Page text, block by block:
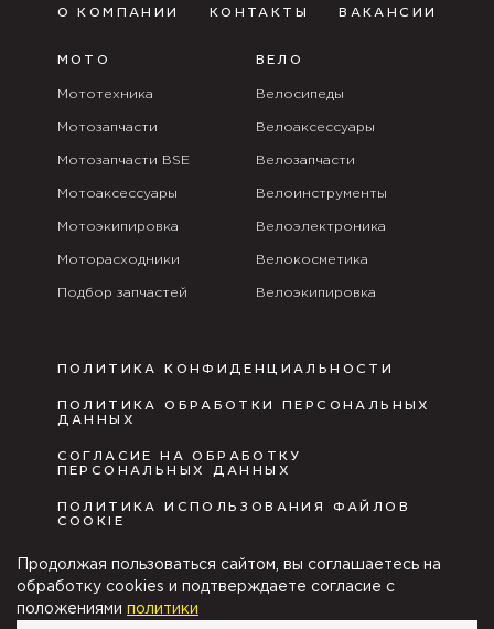
О КОМПАНИИ КОНТАКТЫ ВАКАНСИИ
МОТО
Мототехника
Мотозапчасти
Мотозапчасти BSE
Мотоаксессуары
Мотоэкипировка
Моторасходники
Подбор запчастей
ВЕЛО
Велосипеды
Велоаксессуары
Велозапчасти
Велоинструменты
Велоэлектроника
Велокосметика
Велоэкипировка
ПОЛИТИКА КОНФИДЕНЦИАЛЬНОСТИ
ПОЛИТИКА ОБРАБОТКИ ПЕРСОНАЛЬНЫХ
ДАННЫХ
СОГЛАСИЕ НА ОБРАБОТКУ
ПЕРСОНАЛЬНЫХ ДАННЫХ
ПОЛИТИКА ИСПОЛЬЗОВАНИЯ ФАЙЛОВ
COOKIE
ПУБЛИЧНАЯ ОФЕРТА
Продолжая пользоваться сайтом, вы соглашаетесь на
обработку cookies и подтверждаете согласие с
положениями политики